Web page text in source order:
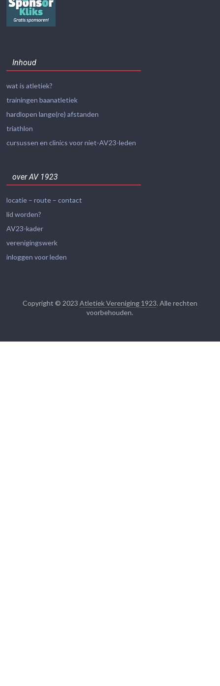
Inhoud
wat is atletiek?
trainingen baanatletiek
hardlopen lange(re) afstanden
triathlon
cursussen en clinics voor niet-AV23-leden
over AV 1923
locatie – route – contact
lid worden?
AV23-kader
verenigingswerk
inloggen voor leden
Copyright © 2023 Atletiek Vereniging 1923. Alle rechten
voorbehouden.